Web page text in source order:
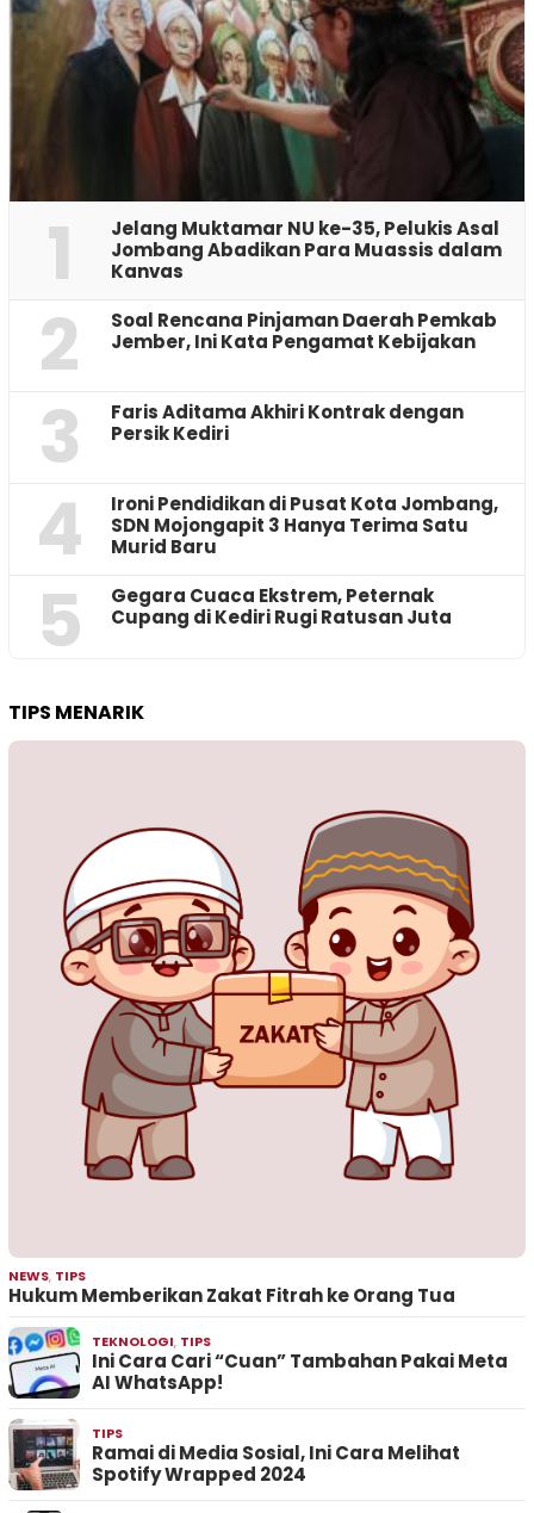
1
Jelang Muktamar NU ke-35, Pelukis Asal
Jombang Abadikan Para Muassis dalam
Kanvas
2
‎Soal Rencana Pinjaman Daerah Pemkab
Jember, Ini Kata Pengamat Kebijakan ‎
3
Faris Aditama Akhiri Kontrak dengan
Persik Kediri
4
Ironi Pendidikan di Pusat Kota Jombang,
SDN Mojongapit 3 Hanya Terima Satu
Murid Baru
5
‎Gegara Cuaca Ekstrem, Peternak
Cupang di Kediri Rugi Ratusan Juta
TIPS MENARIK
NEWS, TIPS
Hukum Memberikan Zakat Fitrah ke Orang Tua
TEKNOLOGI, TIPS
Ini Cara Cari “Cuan” Tambahan Pakai Meta
AI WhatsApp!
TIPS
Ramai di Media Sosial, Ini Cara Melihat
Spotify Wrapped 2024